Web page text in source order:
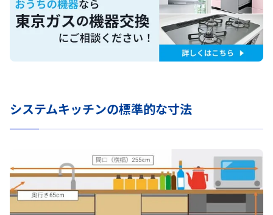
システムキッチンの標準的な寸法